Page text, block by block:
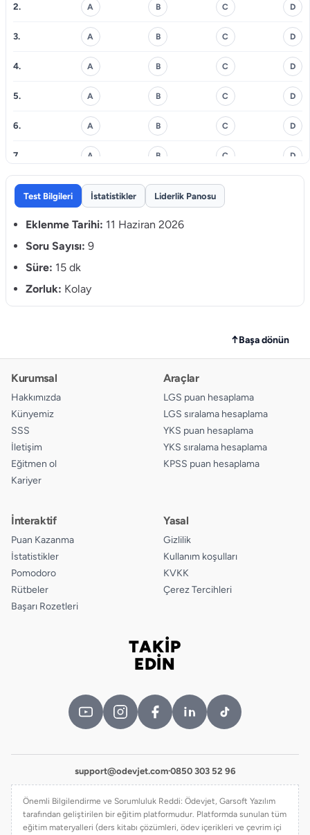
2. A B C D
3. A B C D
4. A B C D
5. A B C D
6. A B C D
7. A B C D
8. A B C
Test Bilgileri İstatistikler Liderlik Panosu
Eklenme Tarihi: 11 Haziran 2026
Soru Sayısı: 9
Süre: 15 dk
Zorluk: Kolay
↑Başa dönün
Kurumsal
Hakkımızda
Künyemiz
SSS
İletişim
Eğitmen ol
Kariyer
Araçlar
LGS puan hesaplama
LGS sıralama hesaplama
YKS puan hesaplama
YKS sıralama hesaplama
KPSS puan hesaplama
İnteraktif
Puan Kazanma
İstatistikler
Pomodoro
Rütbeler
Başarı Rozetleri
Yasal
Gizlilik
Kullanım koşulları
KVKK
Çerez Tercihleri
TAKİP
EDİN
support@odevjet.com·0850 303 52 96
Önemli Bilgilendirme ve Sorumluluk Reddi: Ödevjet, Garsoft Yazılım
tarafından geliştirilen bir eğitim platformudur. Platformda sunulan tüm
eğitim materyalleri (ders kitabı çözümleri, ödev içerikleri ve çevrim içi